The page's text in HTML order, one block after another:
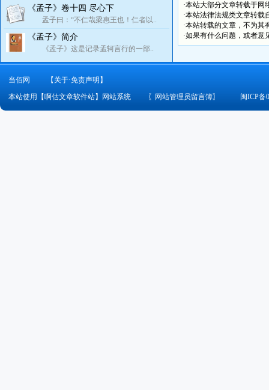
《孟子》卷十四 尽心下
孟子曰：“不仁哉梁惠王也！仁者以..
《孟子》简介
《孟子》这是记录孟轲言行的一部..
·本站大部分文章转载于
·本站法律法规类文章转
·本站转载的文章，不为
·如果有什么问题，或者意
当佰网
【关于·免责声明】
本站使用【啊估文章软件站】网站系统
〖 网站管理员留言簿〗 闽ICP备